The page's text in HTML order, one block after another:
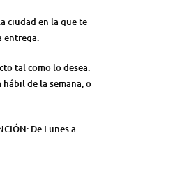
ciudad en la que te
entrega.
tal como lo desea.
de la semana, o
De Lunes a